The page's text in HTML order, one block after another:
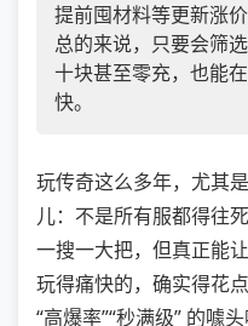
提前囤材料等更新涨
总的来说，只要会筛
十块甚至零充，也能
快。
玩传奇这么多年，尤其
儿：不是所有服都得往
一搜一大把，但真正能
玩得痛快的，确实得花
“高爆率”“秒满级” 的噱